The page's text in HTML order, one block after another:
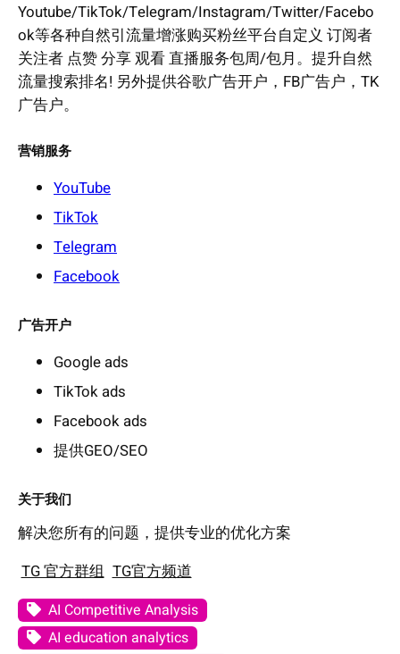
Youtube/TikTok/Telegram/Instagram/Twitter/Facebo
ok等各种自然引流量增涨购买粉丝平台自定义 订阅者
关注者 点赞 分享 观看 直播服务包周/包月。提升自然
流量搜索排名! 另外提供谷歌广告开户，FB广告户，TK
广告户。
营销服务
YouTube
TikTok
Telegram
Facebook
广告开户
Google ads
TikTok ads
Facebook ads
提供GEO/SEO
关于我们
解决您所有的问题，提供专业的优化方案
TG 官方群组 TG官方频道
AI Competitive Analysis
AI education analytics